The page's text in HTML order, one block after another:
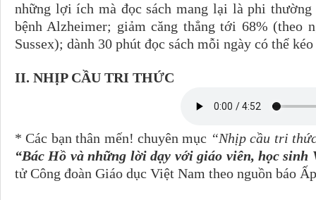
những lợi ích mà đọc sách mang lại là phi
bệnh Alzheimer; giảm căng thẳng tới 68% (theo
Sussex); dành 30 phút đọc sách mỗi ngày có thể
II. NHỊP CẦU TRI THỨC
* Các bạn thân mến! chuyên mục “Nhịp cầu tri
“Bác Hồ và những lời dạy với giáo viên, học sinh
tử Công đoàn Giáo dục Việt Nam theo nguồn báo